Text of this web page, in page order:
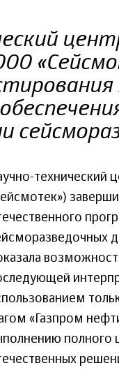
технический
«Газпром
полного